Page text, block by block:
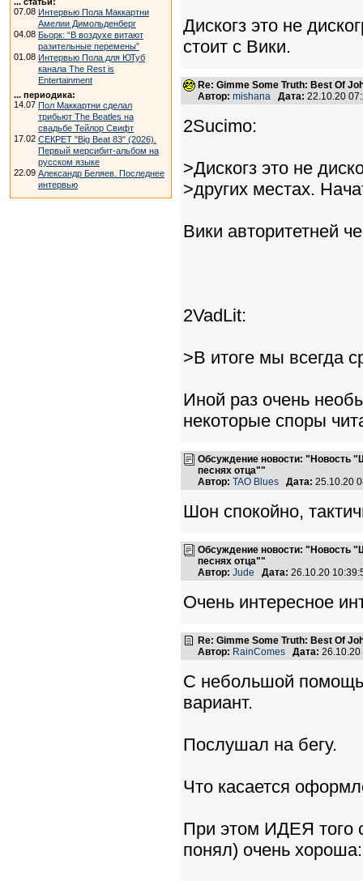
07.08 Интервью Пола Маккартни
Амелии Димольденберг
04.08 Бьорк: “В воздухе витают
разительные перемены”
01.08 Интервью Пола для ЮТуб
канала The Rest is
Entertainment
... периодика:
14.07 Пол Маккартни сделал
трибьют The Beatles на
свадьбе Тейлор Свифт
17.02 СЕКРЕТ "Big Beat 83" (2026).
Первый мерсибит-альбом на
русском языке
22.09 Александр Беляев. Последнее
интервью
Дискогз это не
стоит с Вики.
Re: Gimme Some Truth: Best Of
Автор: mishana Дата: 22.10.20
2Sucimo:
>Дискогз это не
>других местах.
Вики авторитетней
2VadLit:
>В итоге мы всегда
Иной раз очень
некоторые споры
Обсуждение новости: "Новость
песнях отца""
Автор: TAO Blues Дата: 25.10.20
Шон спокойно,
Обсуждение новости: "Новость
песнях отца""
Автор: Jude Дата: 26.10.20
Очень интересное
Re: Gimme Some Truth: Best Of
Автор: RainComes Дата:
С небольшой
вариант.
Послушал на бегу.
Что касается
При этом ИДЕЯ того
понял) очень хороша: